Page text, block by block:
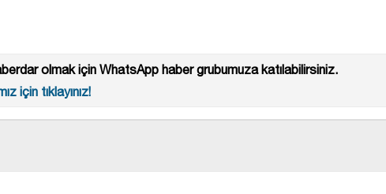
olmak için WhatsApp haber grubumuza katılabilirsiniz.
için tıklayınız!